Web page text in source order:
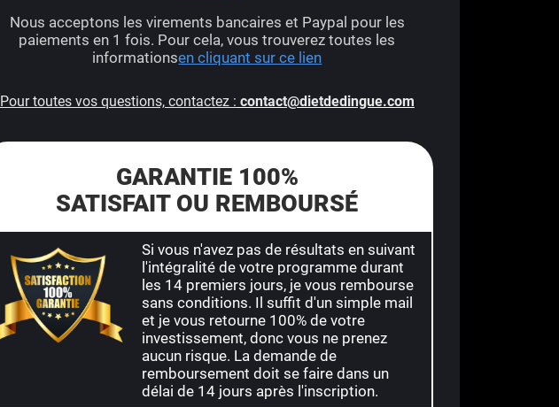
Nous acceptons les virements bancaires et Paypal pour les
paiements en 1 fois. Pour cela, vous trouverez toutes les
informationsen cliquant sur ce lien
Pour toutes vos questions, contactez : contact@dietdedingue.com
GARANTIE 100%
SATISFAIT OU REMBOURSÉ
Si vous n'avez pas de résultats en suivant
l'intégralité de votre programme durant
les 14 premiers jours, je vous rembourse
sans conditions. Il suffit d'un simple mail
et je vous retourne 100% de votre
investissement, donc vous ne prenez
aucun risque. La demande de
remboursement doit se faire dans un
délai de 14 jours après l'inscription.